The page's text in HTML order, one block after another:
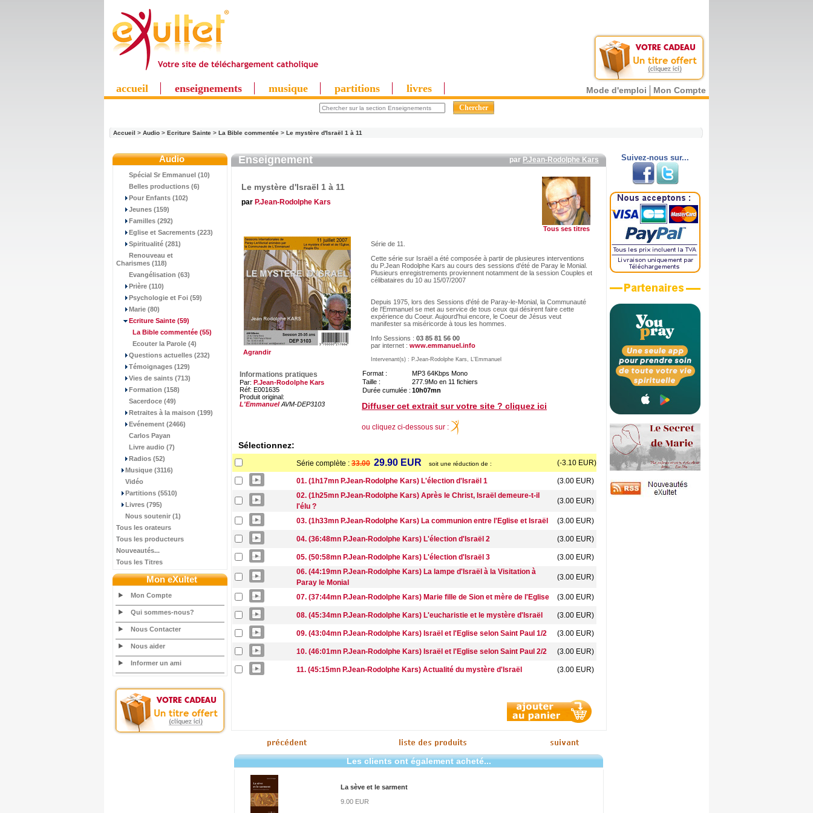
accueil enseignements musique partitions livres Mode d'emploi Mon Compte
Accueil > Audio > Ecriture Sainte > La Bible commentée > Le mystère d'Israël 1 à 11
Audio
Spécial Sr Emmanuel (10)
Belles productions (6)
Pour Enfants (102)
Jeunes (159)
Familles (292)
Eglise et Sacrements (223)
Spiritualité (281)
Renouveau et
Charismes (118)
Evangélisation (63)
Prière (110)
Psychologie et Foi (59)
Marie (80)
Ecriture Sainte (59)
La Bible commentée (55)
Ecouter la Parole (4)
Questions actuelles (232)
Témoignages (129)
Vies de saints (713)
Formation (158)
Sacerdoce (49)
Retraites à la maison (199)
Evénement (2466)
Carlos Payan
Livre audio (7)
Radios (52)
Musique (3116)
Vidéo
Partitions (5510)
Livres (795)
Nous soutenir (1)
Tous les orateurs
Tous les producteurs
Nouveautés...
Tous les Titres
Mon eXultet
Mon Compte
Qui sommes-nous?
Nous Contacter
Nous aider
Informer un ami
Enseignement par P.Jean-Rodolphe Kars
Le mystère d'Israël 1 à 11
par P.Jean-Rodolphe Kars
Tous ses titres
Agrandir
Informations pratiques
Par: P.Jean-Rodolphe Kars
Réf: E001635
Produit original:
L'EmmanuelAVM-DEP3103
Série de 11.
Cette série sur Israël a été composée à partir de plusieures interventions
du P.Jean Rodolphe Kars au cours des sessions d'été de Paray le Monial.
Plusieurs enregistrements proviennent notamment de la session Couples et
célibataires du 10 au 15/07/2007
Depuis 1975, lors des Sessions d'été de Paray-le-Monial, la Communauté
de l'Emmanuel se met au service de tous ceux qui désirent faire cette
expérience du Coeur. Aujourd'hui encore, le Coeur de Jésus veut
manifester sa miséricorde à tous les hommes.
Info Sessions : 03 85 81 56 00
par internet : www.emmanuel.info
Intervenant(s) : P.Jean-Rodolphe Kars, L'Emmanuel
Format :
MP3 64Kbps Mono
Taille :
277.9Mo en 11 fichiers
Durée cumulée : 10h07mn
Diffuser cet extrait sur votre site ? cliquez ici
ou cliquez ci-dessous sur :
Sélectionnez:
Série complète : 33.00 29.90 EUR soit une réduction de : (-3.10 EUR)
01. (1h17mn P.Jean-Rodolphe Kars) L'élection d'Israël 1
(3.00 EUR)
02. (1h25mn P.Jean-Rodolphe Kars) Après le Christ, Israël demeure-t-il
l'élu ?
(3.00 EUR)
03. (1h33mn P.Jean-Rodolphe Kars) La communion entre l'Eglise et Israël (3.00 EUR)
04. (36:48mn P.Jean-Rodolphe Kars) L'élection d'Israël 2 (3.00 EUR)
05. (50:58mn P.Jean-Rodolphe Kars) L'élection d'Israël 3
(3.00 EUR)
06. (44:19mn P.Jean-Rodolphe Kars) La lampe d'Israël à la Visitation à
Paray le Monial
(3.00 EUR)
07. (37:44mn P.Jean-Rodolphe Kars) Marie fille de Sion et mère de l'Eglise (3.00 EUR)
08. (45:34mn P.Jean-Rodolphe Kars) L'eucharistie et le mystère d'Israël (3.00 EUR)
09. (43:04mn P.Jean-Rodolphe Kars) Israël et l'Eglise selon Saint Paul 1/2 (3.00 EUR)
10. (46:01mn P.Jean-Rodolphe Kars) Israël et l'Eglise selon Saint Paul 2/2 (3.00 EUR)
11. (45:15mn P.Jean-Rodolphe Kars) Actualité du mystère d'Israël (3.00 EUR)
Les clients ont également acheté...
La sève et le sarment
9.00 EUR
Suivez-nous sur...